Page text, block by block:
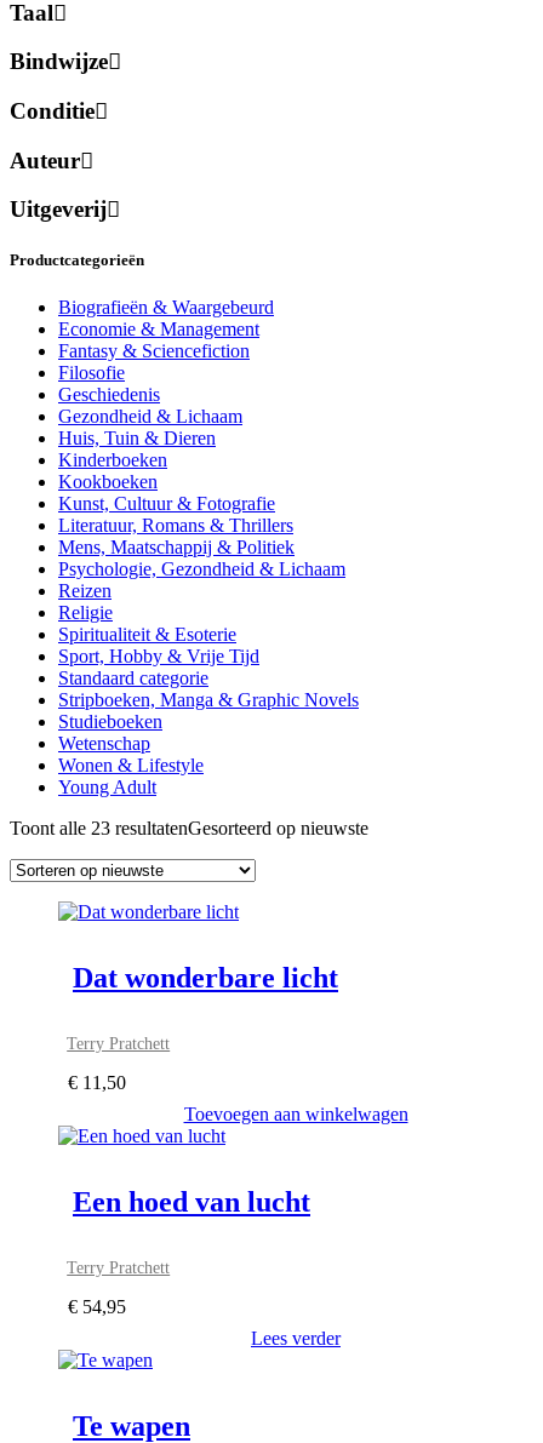
Taal
Bindwijze
Conditie
Auteur
Uitgeverij
Productcategorieën
Biografieën & Waargebeurd
Economie & Management
Fantasy & Sciencefiction
Filosofie
Geschiedenis
Gezondheid & Lichaam
Huis, Tuin & Dieren
Kinderboeken
Kookboeken
Kunst, Cultuur & Fotografie
Literatuur, Romans & Thrillers
Mens, Maatschappij & Politiek
Psychologie, Gezondheid & Lichaam
Reizen
Religie
Spiritualiteit & Esoterie
Sport, Hobby & Vrije Tijd
Standaard categorie
Stripboeken, Manga & Graphic Novels
Studieboeken
Wetenschap
Wonen & Lifestyle
Young Adult
Toont alle 23 resultatenGesorteerd op nieuwste
Dat wonderbare licht
Terry Pratchett
€ 11,50
Toevoegen aan winkelwagen
Een hoed van lucht
Terry Pratchett
€ 54,95
Lees verder
Te wapen